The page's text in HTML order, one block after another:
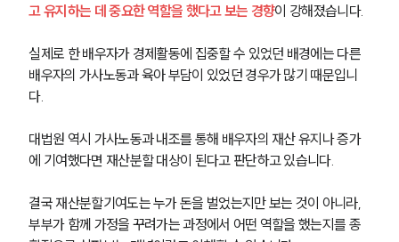
고 유지하는 데 중요한 역할을 했다고 보는 경향이 강해졌습니다.
실제로 한 배우자가 경제활동에 집중할 수 있었던 배경에는 다른
배우자의 가사노동과 육아 부담이 있었던 경우가 많기 때문입니
다.
대법원 역시 가사노동과 내조를 통해 배우자의 재산 유지나 증가
에 기여했다면 재산분할 대상이 된다고 판단하고 있습니다.
결국 재산분할기여도는 누가 돈을 벌었는지만 보는 것이 아니라,
부부가 함께 가정을 꾸려가는 과정에서 어떤 역할을 했는지를 종